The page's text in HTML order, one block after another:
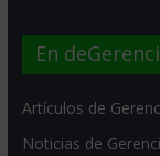
En
Artículos de
Noticias de